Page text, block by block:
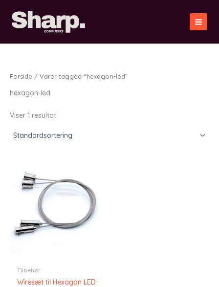
indholdet
Forside / Varer tagged “hexagon-led”
hexagon-led
Viser 1 resultat
Tilbehør
Wiresæt til Hexagon LED